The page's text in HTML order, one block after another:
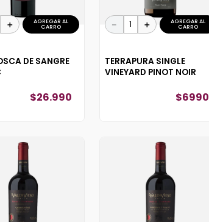
＋ AGREGAR AL
CARRO
DE SANGRE
$26.990
＋
－ AGREGAR AL
CARRO
TERRAPURA SINGLE
VINEYARD PINOT NOIR
$6990